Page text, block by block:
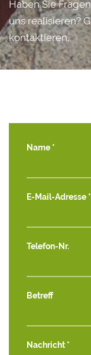
Haben Sie
uns realisieren?
kontaktieren.
Name *
E-Mail-Adresse *
Telefon-Nr.
Betreff
Nachricht *